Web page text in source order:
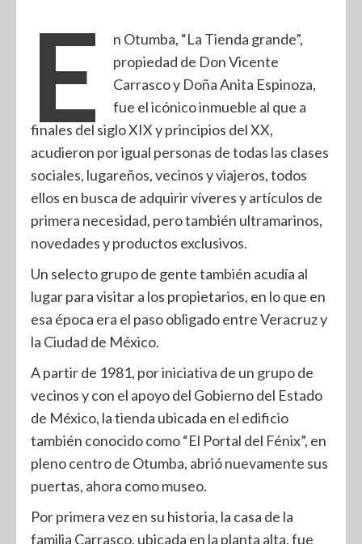
E
n Otumba, “La Tienda grande”,
propiedad de Don Vicente
Carrasco y Doña Anita Espinoza,
fue el icónico inmueble al que a
finales del siglo XIX y principios del XX,
acudieron por igual personas de todas las clases
sociales, lugareños, vecinos y viajeros, todos
ellos en busca de adquirir víveres y artículos de
primera necesidad, pero también ultramarinos,
novedades y productos exclusivos.
Un selecto grupo de gente también acudía al
lugar para visitar a los propietarios, en lo que en
esa época era el paso obligado entre Veracruz y
la Ciudad de México.
A partir de 1981, por iniciativa de un grupo de
vecinos y con el apoyo del Gobierno del Estado
de México, la tienda ubicada en el edificio
también conocido como “El Portal del Fénix”, en
pleno centro de Otumba, abrió nuevamente sus
puertas, ahora como museo.
Por primera vez en su historia, la casa de la
familia Carrasco, ubicada en la planta alta, fue